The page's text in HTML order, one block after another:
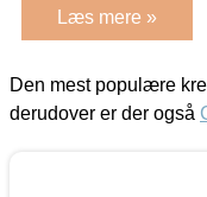
Læs mere »
Den mest populære
derudover er der også